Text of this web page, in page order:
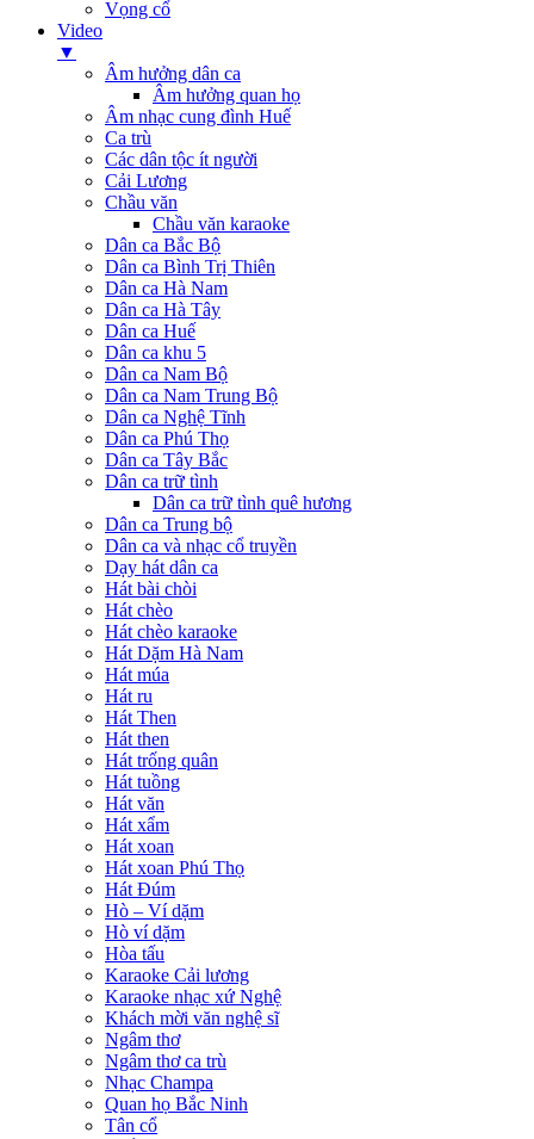
Vọng cổ
Video
▼
Âm hưởng dân ca
Âm hưởng quan họ
Âm nhạc cung đình Huế
Ca trù
Các dân tộc ít người
Cải Lương
Chầu văn
Chầu văn karaoke
Dân ca Bắc Bộ
Dân ca Bình Trị Thiên
Dân ca Hà Nam
Dân ca Hà Tây
Dân ca Huế
Dân ca khu 5
Dân ca Nam Bộ
Dân ca Nam Trung Bộ
Dân ca Nghệ Tĩnh
Dân ca Phú Thọ
Dân ca Tây Bắc
Dân ca trữ tình
Dân ca trữ tình quê hương
Dân ca Trung bộ
Dân ca và nhạc cổ truyền
Dạy hát dân ca
Hát bài chòi
Hát chèo
Hát chèo karaoke
Hát Dặm Hà Nam
Hát múa
Hát ru
Hát Then
Hát then
Hát trống quân
Hát tuồng
Hát văn
Hát xẩm
Hát xoan
Hát xoan Phú Thọ
Hát Đúm
Hò – Ví dặm
Hò ví dặm
Hòa tấu
Karaoke Cải lương
Karaoke nhạc xứ Nghệ
Khách mời văn nghệ sĩ
Ngâm thơ
Ngâm thơ ca trù
Nhạc Champa
Quan họ Bắc Ninh
Tân cổ